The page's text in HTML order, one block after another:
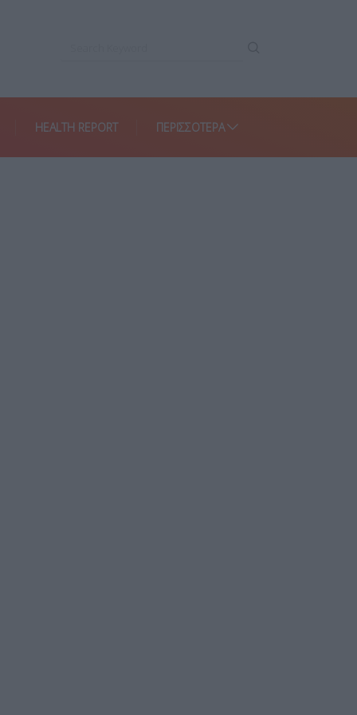
HEALTH REPORT ΠΕΡΙΣΣΌΤΕΡΑ